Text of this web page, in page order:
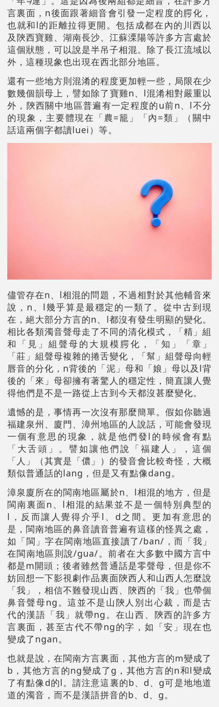
言裏面，n後面跟著細音會引發一定程度的腭化，
也就和l的距離拉得更開。包括成都在內的川西以
及陝西寶雞、湖南長沙、江蘇溧陽等許多方言處於
這個狀態，可以說是半吊子相混。除了長江流域以
外，這種現象也出現在西北部分地區。
還有一些地方則混淆的程度更加輕一些，局限在少
數幾個韻母上，譬如除了寶雞n、l混淆相對嚴重以
外，陝西關中地區普遍有一定程度的u前n、l不分
的現象，主要體現在「農=籠」「內=類」（關中
話這兩個字都讀luei）等。
儘管存在n、l相混的問題，不過相對於其他輔音來
說，n、l幾乎算是最穩定的一類了。從中古到現
在，絕大部分方言的n、l都沒有發生明顯的變化。
相比各類濁音聲母走了不同的清化模式，「精」組
和「見」組聲母的大規模腭化，「知」「章」
「莊」組聲母複雜的捲舌變化，「幫」組聲母向輕
唇音的分化，n背後的「泥」母和「娘」母以及l背
後的「來」母卻擁有著驚人的穩定性，簡直讓人覺
得他們是不是一路從上古到今天都沒甚麼變化。
遺憾的是，事情再一次沒有那麼簡單。假如你聽過
福建泉州、廈門、漳州地區的人說話，可能會發現
一個有意思的現象，就是他們發l的時候會有點
「大舌頭」。譬如讓他們說「福建人」，這個
「人」（其實是「儂」）的發音會比較奇怪，大概
類似普通話的lang，但是又有點像dang。
漳泉廈所在的閩南地區屬於n、l相混的地方，但是
閩南裏面n、l相混的結果並不是一個特別典型的
l，反而讓人覺得介乎l、d之間。更加有意思的
是，閩南地區的鼻音讀音普遍有這樣的怪異之處，
如「閩」字在閩南地區直接讀了/ban/，而「我」
在閩南地區則說/gua/。前者在大多數中國方言中
都是m開頭；後者雖然普通話是零聲母，但是你不
妨回想一下影視劇作品裏面陝西人和山西人怎麼說
「我」，相信不難發現山西、陝西的「我」也帶個
鼻音聲母ng。這並不是山陝人別出心裁，而是古
代的漢語「我」就帶ng。在山西、陝西的許多方
言裏面，甚至古代不帶ng的字，如「安」現在也
變成了ngan。
也就是說，在閩南方言裏面，其他方言的m變成了
b，其他方言的ng變成了g，其他方言的n和l變成
了有點像d的l。請注意這裏的b、d、g可是地地道
道的濁音，而不是漢語拼音的b、d、g。